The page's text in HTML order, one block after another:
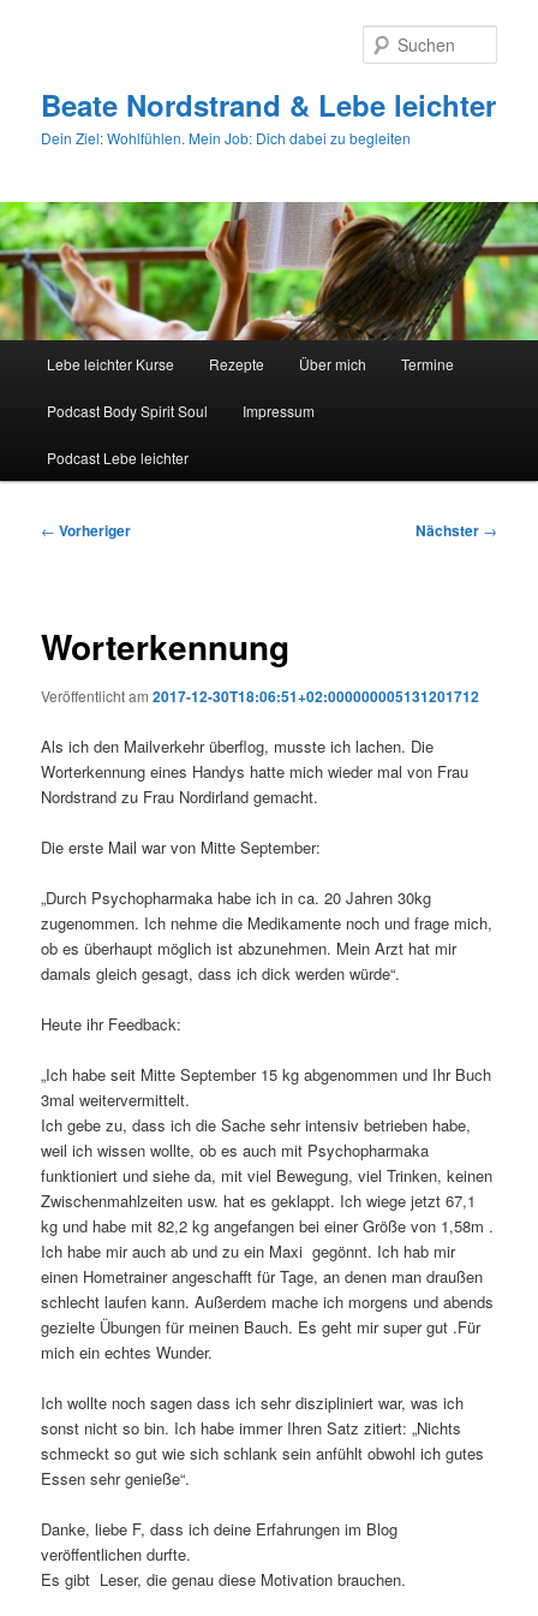
Beate Nordstrand & Lebe leichter
Dein Ziel: Wohlfühlen. Mein Job: Dich dabei zu begleiten
Lebe leichter Kurse Rezepte Über mich Termine
Podcast Body Spirit Soul Impressum
Podcast Lebe leichter
Beitragsnavigation
← Vorheriger Nächster →
Worterkennung
Veröffentlicht am2017-12-30T18:06:51+02:000000005131201712
Als ich den Mailverkehr überflog, musste ich lachen. Die
Worterkennung eines Handys hatte mich wieder mal von Frau
Nordstrand zu Frau Nordirland gemacht.
Die erste Mail war von Mitte September:
„Durch Psychopharmaka habe ich in ca. 20 Jahren 30kg
zugenommen. Ich nehme die Medikamente noch und frage mich,
ob es überhaupt möglich ist abzunehmen. Mein Arzt hat mir
damals gleich gesagt, dass ich dick werden würde“.
Heute ihr Feedback:
„Ich habe seit Mitte September 15 kg abgenommen und Ihr Buch
3mal weitervermittelt.
Ich gebe zu, dass ich die Sache sehr intensiv betrieben habe,
weil ich wissen wollte, ob es auch mit Psychopharmaka
funktioniert und siehe da, mit viel Bewegung, viel Trinken, keinen
Zwischenmahlzeiten usw. hat es geklappt. Ich wiege jetzt 67,1
kg und habe mit 82,2 kg angefangen bei einer Größe von 1,58m .
Ich habe mir auch ab und zu ein Maxi gegönnt. Ich hab mir
einen Hometrainer angeschafft für Tage, an denen man draußen
schlecht laufen kann. Außerdem mache ich morgens und abends
gezielte Übungen für meinen Bauch. Es geht mir super gut .Für
mich ein echtes Wunder.
Ich wollte noch sagen dass ich sehr diszipliniert war, was ich
sonst nicht so bin. Ich habe immer Ihren Satz zitiert: „Nichts
schmeckt so gut wie sich schlank sein anfühlt obwohl ich gutes
Essen sehr genieße“.
Danke, liebe F, dass ich deine Erfahrungen im Blog
veröffentlichen durfte.
Es gibt Leser, die genau diese Motivation brauchen.